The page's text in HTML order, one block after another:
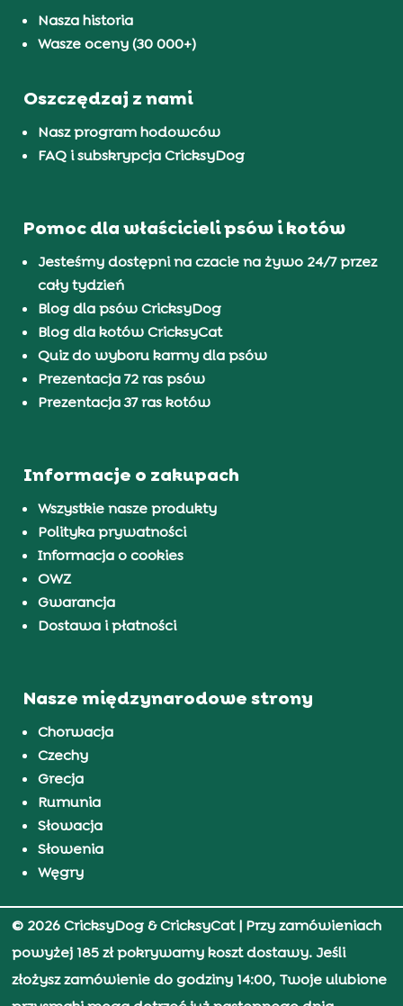
Nasza historia
Wasze oceny (30 000+)
Oszczędzaj z nami
Nasz program hodowców
FAQ i subskrypcja CricksyDog
Pomoc dla właścicieli psów i kotów
Jesteśmy dostępni na czacie na żywo 24/7 przez
cały tydzień
Blog dla psów CricksyDog
Blog dla kotów CricksyCat
Quiz do wyboru karmy dla psów
Prezentacja 72 ras psów
Prezentacja 37 ras kotów
Informacje o zakupach
Wszystkie nasze produkty
Polityka prywatności
Informacja o cookies
OWZ
Gwarancja
Dostawa i płatności
Nasze międzynarodowe strony
Chorwacja
Czechy
Grecja
Rumunia
Słowacja
Słowenia
Węgry
© 2026 CricksyDog & CricksyCat| Przy zamówieniach
powyżej 185 zł pokrywamy koszt dostawy. Jeśli
złożysz zamówienie do godziny 14:00, Twoje ulubione